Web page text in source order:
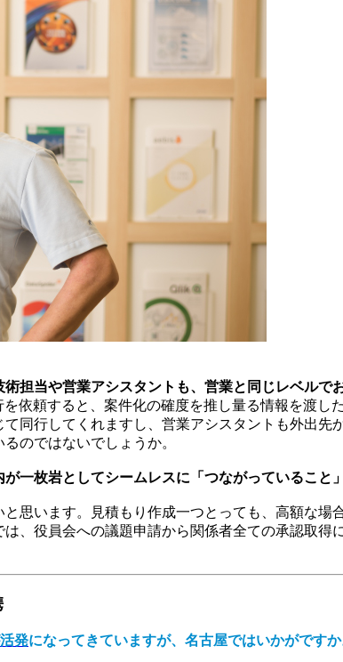
術担当や営業アシスタントも、営業と同じレベルで
依頼すると、案件化の確度を推し量る情報を渡
同行してくれますし、営業アシスタントも外出
のではないでしょうか。
一枚岩としてシームレスに「つながっていること
思います。見積もり作成一つとっても、高額な
、役員会への議題申請から関係者全ての承認取
発になってきていますが、名古屋ではいかがですか